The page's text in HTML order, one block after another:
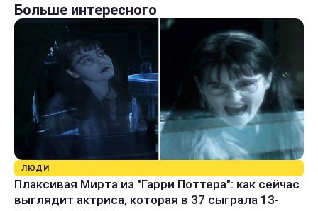
Больше интересного
ЛЮДИ
Плаксивая Мирта из "Гарри Поттера": как сейчас
выглядит актриса, которая в 37 сыграла 13-